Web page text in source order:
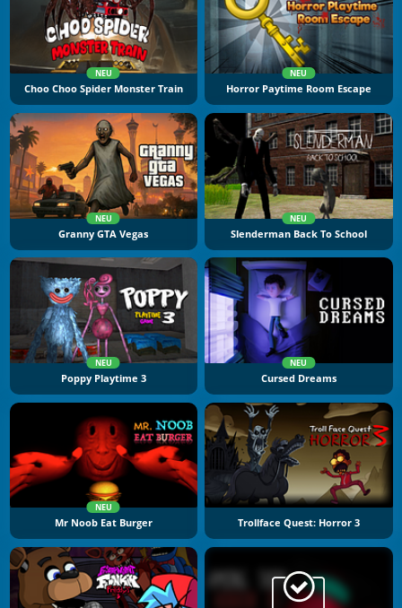
NEU
Choo Choo Spider Monster Train
NEU
Horror Paytime Room Escape
NEU
Granny GTA Vegas
NEU
Slenderman Back To School
NEU
Poppy Playtime 3
NEU
Cursed Dreams
NEU
Mr Noob Eat Burger Trollface Quest: Horror 3